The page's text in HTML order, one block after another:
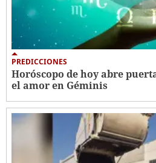
PREDICCIONES
Horóscopo de hoy abre
el amor en Géminis